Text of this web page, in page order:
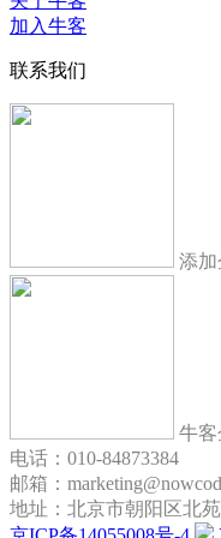
加入牛客
联系我们
添加
牛
电话：010-84873384
邮箱：
地址：北京市朝阳区北